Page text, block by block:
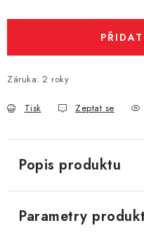
Záruka: 2 roky
Tisk Zeptat se
Popis produktu
Parametry